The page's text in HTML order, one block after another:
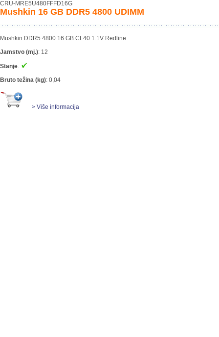
CRU-MRE5U480FFFD16G
Mushkin 16 GB DDR5 4800 UDIMM
Mushkin DDR5 4800 16 GB CL40 1.1V Redline
Jamstvo (mj.): 12
Stanje:
Bruto težina (kg): 0,04
> Više informacija